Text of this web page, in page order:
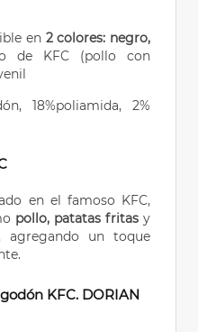
en 2 colores: negro,
de
KFC (pollo con
18%poliamida, 2%
en el famoso KFC,
pollo, patatas fritas y
agregando un toque
KFC. DORIAN